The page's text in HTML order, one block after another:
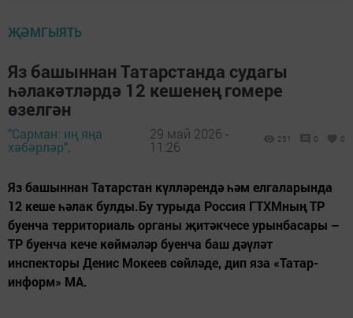
ҖӘМГЫЯТЬ
Яз башыннан Татарстанда судагы
һәлакәтләрдә 12 кешенең гомере
өзелгән
"Сарман: иң яңа
хәбәрләр",
29 май 2026 -
11:26
251 0 0
Яз башыннан Татарстан күлләрендә һәм елгаларында
12 кеше һәлак булды.Бу турыда Россия ГТХМның ТР
буенча территориаль органы җитәкчесе урынбасары –
ТР буенча кече көймәләр буенча баш дәүләт
инспекторы Денис Мокеев сөйләде, дип яза «Татар-
информ» МА.